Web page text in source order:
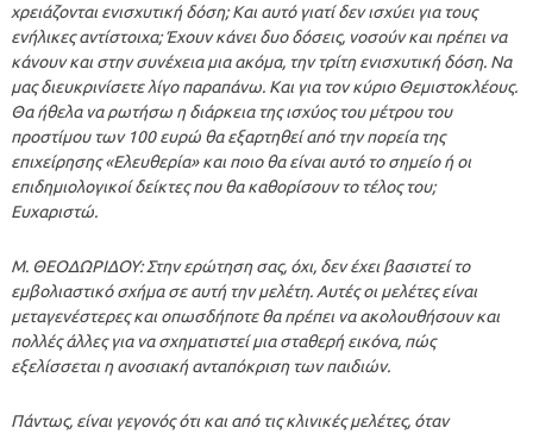
χρειάζονται ενισχυτική δόση; Και αυτό γιατί δεν ισχύει για τους
ενήλικες αντίστοιχα; Έχουν κάνει δυο δόσεις, νοσούν και πρέπει να
κάνουν και στην συνέχεια μια ακόμα, την τρίτη ενισχυτική δόση. Να
μας διευκρινίσετε λίγο παραπάνω. Και για τον κύριο Θεμιστοκλέους.
Θα ήθελα να ρωτήσω η διάρκεια της ισχύος του μέτρου του
προστίμου των 100 ευρώ θα εξαρτηθεί από την πορεία της
επιχείρησης «Ελευθερία» και ποιο θα είναι αυτό το σημείο ή οι
επιδημιολογικοί δείκτες που θα καθορίσουν το τέλος του;
Ευχαριστώ.
Μ. ΘΕΟΔΩΡΙΔΟΥ: Στην ερώτηση σας, όχι, δεν έχει βασιστεί το
εμβολιαστικό σχήμα σε αυτή την μελέτη. Αυτές οι μελέτες είναι
μεταγενέστερες και οπωσδήποτε θα πρέπει να ακολουθήσουν και
πολλές άλλες για να σχηματιστεί μια σταθερή εικόνα, πώς
εξελίσσεται η ανοσιακή ανταπόκριση των παιδιών.
Πάντως, είναι γεγονός ότι και από τις κλινικές μελέτες, όταν